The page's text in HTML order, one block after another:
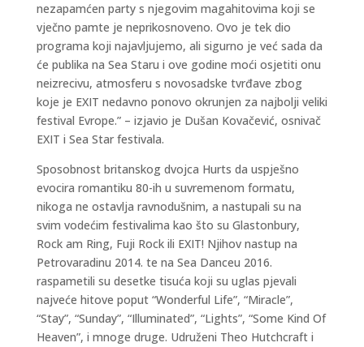
nezapamćen party s njegovim magahitovima koji se
vječno pamte je neprikosnoveno. Ovo je tek dio
programa koji najavljujemo, ali sigurno je već sada da
će publika na Sea Staru i ove godine moći osjetiti onu
neizrecivu, atmosferu s novosadske tvrđave zbog
koje je EXIT nedavno ponovo okrunjen za najbolji veliki
festival Evrope.” – izjavio je Dušan Kovačević, osnivač
EXIT i Sea Star festivala.
Sposobnost britanskog dvojca Hurts da uspješno
evocira romantiku 80-ih u suvremenom formatu,
nikoga ne ostavlja ravnodušnim, a nastupali su na
svim vodećim festivalima kao što su Glastonbury,
Rock am Ring, Fuji Rock ili EXIT! Njihov nastup na
Petrovaradinu 2014. te na Sea Danceu 2016.
raspametili su desetke tisuća koji su uglas pjevali
najveće hitove poput “Wonderful Life”, “Miracle”,
“Stay”, “Sunday”, “Illuminated”, “Lights”, “Some Kind Of
Heaven”, i mnoge druge. Udruženi Theo Hutchcraft i